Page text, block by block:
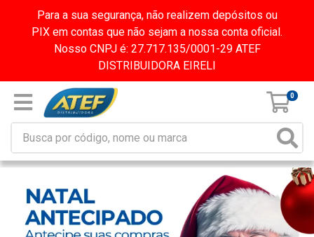
Para a sua segurança, não realizem depósitos ou
PIX em contas que não sejam a nossa conta oficial.
Nosso CNPJ é: 27.717.135/0001-29 ATEF
DISTRIBUIDORA EIRELI
0